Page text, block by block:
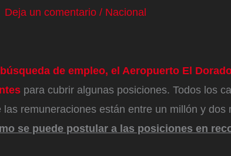
Deja un comentario / Nacional
de empleo, el Aeropuerto El
para cubrir algunas posiciones. Todos los
remuneraciones están entre un millón y dos
se puede postular a las posiciones en